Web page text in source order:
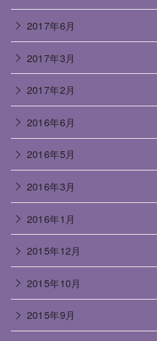
2017年6月
2017年3月
2017年2月
2016年6月
2016年5月
2016年3月
2016年1月
2015年12月
2015年10月
2015年9月